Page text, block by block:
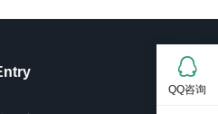
QQ咨询